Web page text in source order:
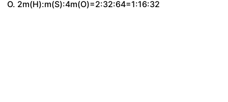
O. 2m(H):m(S):4m(O)=2:32:64=1:16:32